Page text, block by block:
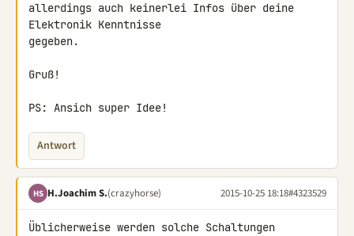
allerdings auch keinerlei Infos über deine
Elektronik Kenntnisse
gegeben.
Gruß!
PS: Ansich super Idee!
Antwort
HS H.Joachim S.(crazyhorse) 2015-10-25 18:18#4323529
Üblicherweise werden solche Schaltungen